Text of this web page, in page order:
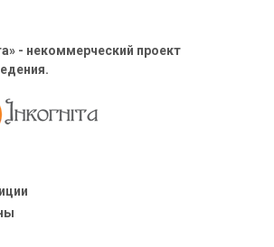
- некоммерческий проект